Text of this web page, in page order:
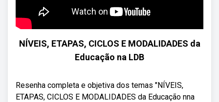
NÍVEIS, ETAPAS, CICLOS E MODALIDADES da
Educação na LDB
Resenha completa e objetiva dos temas "NÍVEIS,
ETAPAS, CICLOS E MODALIDADES da Educação nna